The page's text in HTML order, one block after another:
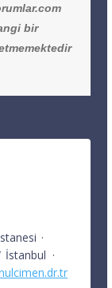
bir
·
İstanbul ·